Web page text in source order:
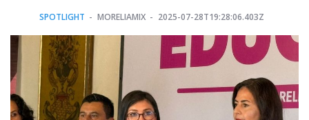
SPOTLIGHT MORELIAMIX 2025-07-28T19:28:06.403Z